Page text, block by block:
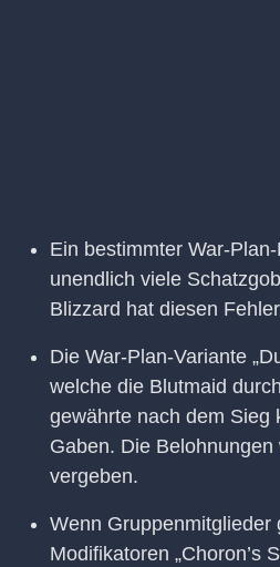
Ein bestimmter War-
unendlich viele
Blizzard hat diesen
Die War-Plan-Variante
welche die Blutmaid
gewährte nach dem Sieg
Gaben. Die
vergeben.
Wenn Gruppenmitglieder
Modifikatoren „Choron’s